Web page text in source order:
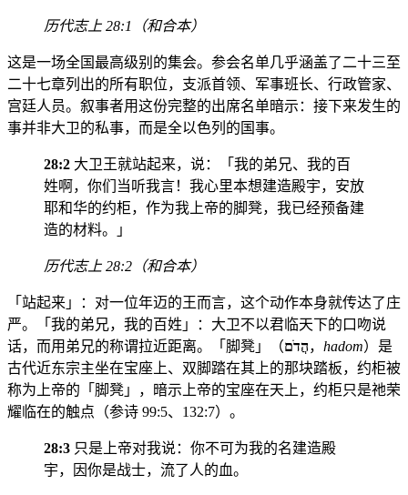
历代志上 28:1（和合本）
这是一场全国最高级别的集会。参会名单几乎涵盖了二十三至
二十七章列出的所有职位，支派首领、军事班长、行政管家、
宫廷人员。叙事者用这份完整的出席名单暗示：接下来发生的
事并非大卫的私事，而是全以色列的国事。
28:2 大卫王就站起来，说：「我的弟兄、我的百
姓啊，你们当听我言！我心里本想建造殿宇，安放
耶和华的约柜，作为我上帝的脚凳，我已经预备建
造的材料。」
历代志上 28:2（和合本）
「站起来」：对一位年迈的王而言，这个动作本身就传达了庄
严。「我的弟兄，我的百姓」：大卫不以君临天下的口吻说
话，而用弟兄的称谓拉近距离。「脚凳」（הֲדֹם， hadom）是
古代近东宗主坐在宝座上、双脚踏在其上的那块踏板，约柜被
称为上帝的「脚凳」，暗示上帝的宝座在天上，约柜只是祂荣
耀临在的触点（参诗 99:5、132:7）。
28:3 只是上帝对我说：你不可为我的名建造殿
宇，因你是战士，流了人的血。